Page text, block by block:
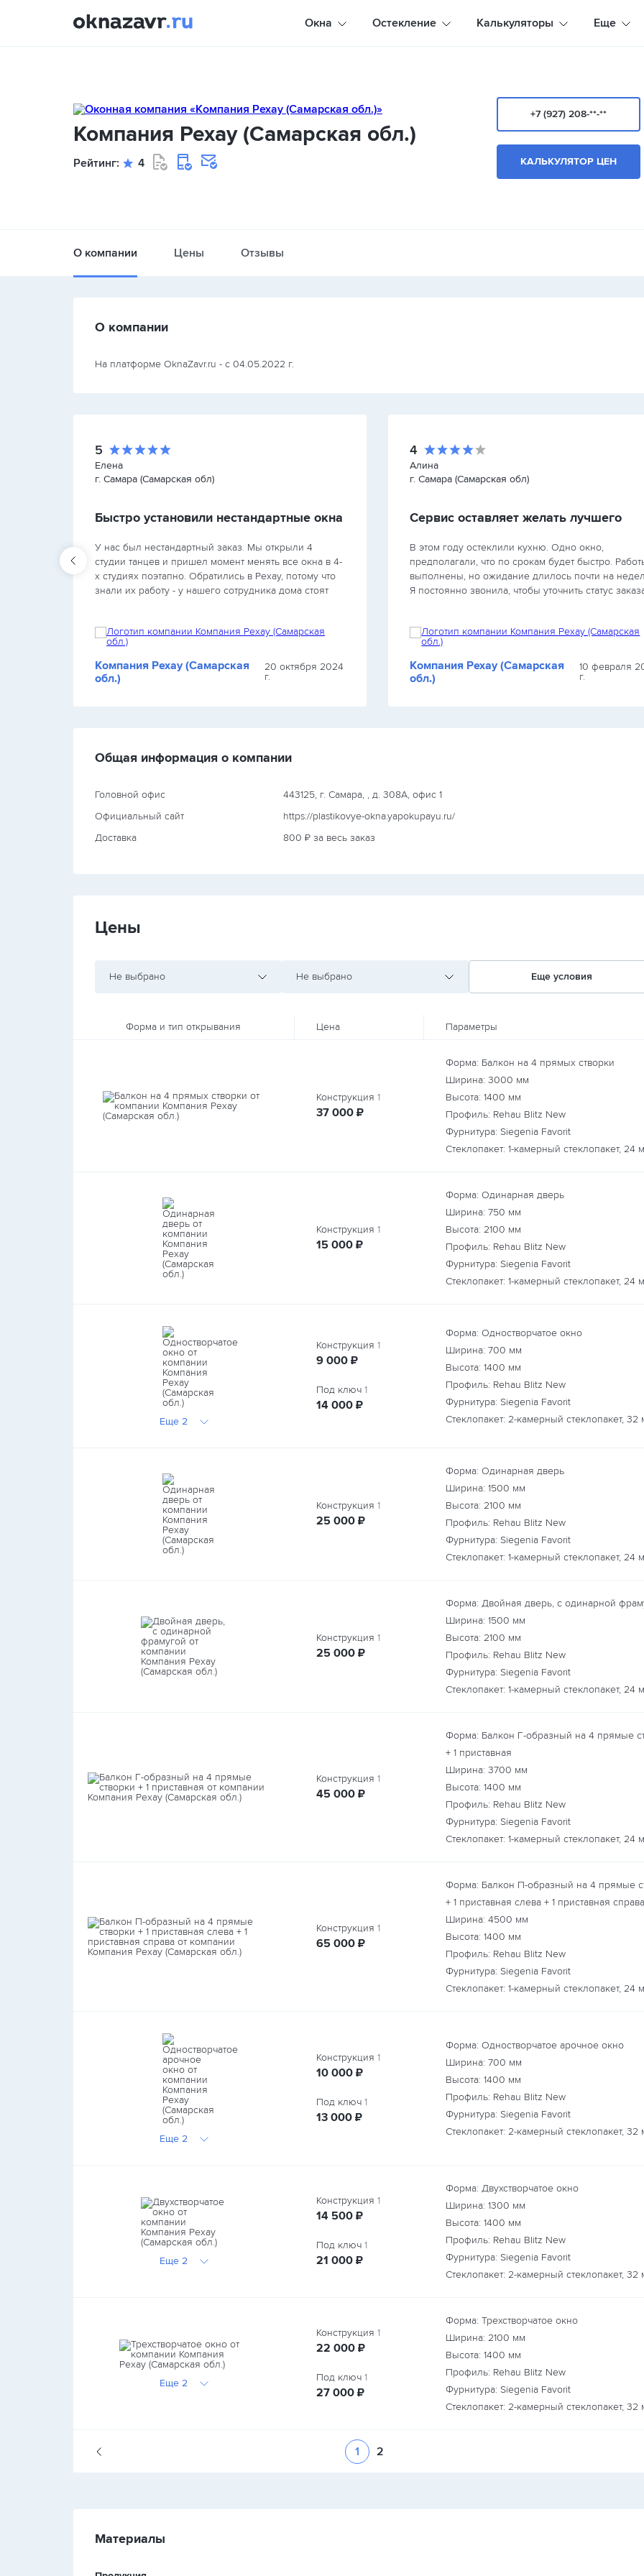
Окна Остекление Калькуляторы Еще
Компания Рехау (Самарская обл.)
Рейтинг: 4
+7 (927) 208-**-**
КАЛЬКУЛЯТОР ЦЕН
О компании Цены Отзывы
О компании
На платформе OknaZavr.ru - с 04.05.2022 г.
5
Елена
г. Самара (Самарская обл)
Быстро установили нестандартные окна
У нас был нестандартный заказ. Мы открыли 4
студии танцев и пришел момент менять все окна в 4-
х студиях поэтапно. Обратились в Рехау, потому что
знали их работу - у нашего сотрудника дома стоят
Компания Рехау (Самарская
обл.)
20 октября 2024
г.
4
Алина
г. Самара (Самарская обл)
Сервис оставляет желать лучшего
В этом году остеклили кухню. Одно окно,
предполагали, что по срокам будет быстро.
выполнены, но ожидание длилось почти на
Я постоянно звонила, чтобы уточнить статус
Компания Рехау (Самарская
обл.)
10 февраля
г.
Общая информация о компании
Головной офис
443125, г. Самара, , д. 308А, офис 1
Официальный сайт
https://plastikovye-okna.yapokupayu.ru/
Доставка
800 ₽ за весь заказ
Цены
Не выбрано Не выбрано Еще условия
Форма и тип открывания Цена Параметры
Конструкция 1
37 000 руб.
₽
Форма: Балкон на 4 прямых створки
Ширина: 3000 мм
Высота: 1400 мм
Профиль: Rehau Blitz New
Фурнитура: Siegenia Favorit
Стеклопакет: 1-камерный стеклопакет, 24
Конструкция 1
15 000 руб.
₽
Форма: Одинарная дверь
Ширина: 750 мм
Высота: 2100 мм
Профиль: Rehau Blitz New
Фурнитура: Siegenia Favorit
Стеклопакет: 1-камерный стеклопакет, 24
Еще 2
Конструкция 1
9 000 руб.
₽
Под ключ 1
14 000 руб.
₽
Форма: Одностворчатое окно
Ширина: 700 мм
Высота: 1400 мм
Профиль: Rehau Blitz New
Фурнитура: Siegenia Favorit
Стеклопакет: 2-камерный стеклопакет, 32
Конструкция 1
25 000 руб.
₽
Форма: Одинарная дверь
Ширина: 1500 мм
Высота: 2100 мм
Профиль: Rehau Blitz New
Фурнитура: Siegenia Favorit
Стеклопакет: 1-камерный стеклопакет, 24
Конструкция 1
25 000 руб.
₽
Форма: Двойная дверь, с одинарной
Ширина: 1500 мм
Высота: 2100 мм
Профиль: Rehau Blitz New
Фурнитура: Siegenia Favorit
Стеклопакет: 1-камерный стеклопакет, 24
Конструкция 1
45 000 руб.
₽
Форма: Балкон Г-образный на 4 прямые
+ 1 приставная
Ширина: 3700 мм
Высота: 1400 мм
Профиль: Rehau Blitz New
Фурнитура: Siegenia Favorit
Стеклопакет: 1-камерный стеклопакет, 24
Конструкция 1
65 000 руб.
₽
Форма: Балкон П-образный на 4 прямые
+ 1 приставная слева + 1 приставная справа
Ширина: 4500 мм
Высота: 1400 мм
Профиль: Rehau Blitz New
Фурнитура: Siegenia Favorit
Стеклопакет: 1-камерный стеклопакет, 24
Еще 2
Конструкция 1
10 000 руб.
₽
Под ключ 1
13 000 руб.
₽
Форма: Одностворчатое арочное окно
Ширина: 700 мм
Высота: 1400 мм
Профиль: Rehau Blitz New
Фурнитура: Siegenia Favorit
Стеклопакет: 2-камерный стеклопакет, 32
Еще 2
Конструкция 1
14 500 руб.
₽
Под ключ 1
21 000 руб.
₽
Форма: Двухстворчатое окно
Ширина: 1300 мм
Высота: 1400 мм
Профиль: Rehau Blitz New
Фурнитура: Siegenia Favorit
Стеклопакет: 2-камерный стеклопакет, 32
Еще 2
Конструкция 1
22 000 руб.
₽
Под ключ 1
27 000 руб.
₽
Форма: Трехстворчатое окно
Ширина: 2100 мм
Высота: 1400 мм
Профиль: Rehau Blitz New
Фурнитура: Siegenia Favorit
Стеклопакет: 2-камерный стеклопакет, 32
1 2
Материалы